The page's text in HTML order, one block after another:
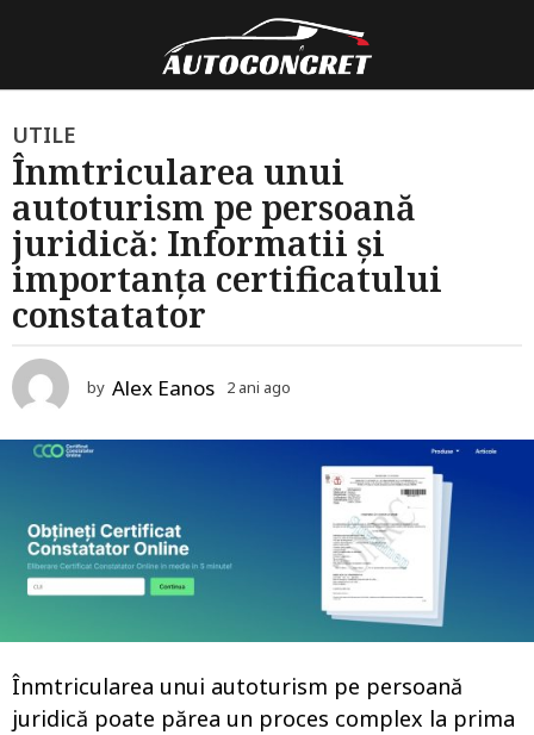
2
a
n
i
a
g
o
2
a
UTILE
Înmtricularea unui
autoturism pe persoană
juridică: Informatii și
importanța certificatului
constatator
by Alex Eanos 2 ani ago
Înmtricularea unui autoturism pe persoană
juridică poate părea un proces complex la prima